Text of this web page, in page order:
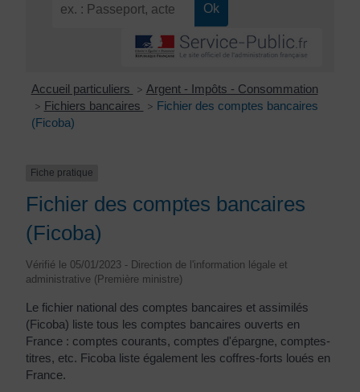
Accueil particuliers > Argent - Impôts - Consommation
> Fichiers bancaires > Fichier des comptes bancaires
(Ficoba)
Fiche pratique
Fichier des comptes bancaires
(Ficoba)
Vérifié le 05/01/2023 - Direction de l'information légale et
administrative (Première ministre)
Le fichier national des comptes bancaires et assimilés
(Ficoba) liste tous les comptes bancaires ouverts en
France : comptes courants, comptes d'épargne, comptes-
titres, etc. Ficoba liste également les coffres-forts loués en
France.